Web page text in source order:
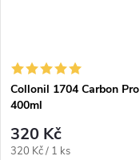
Collonil 1704 Carbon Pro
400ml
320 Kč
Měrná
320 Kč / 1 ks